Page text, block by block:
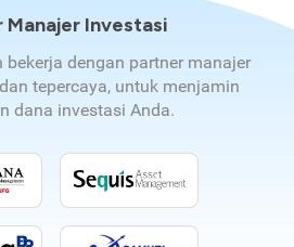
Manajer Investasi
bekerja dengan partner manajer
tepercaya, untuk menjamin
dana investasi Anda.